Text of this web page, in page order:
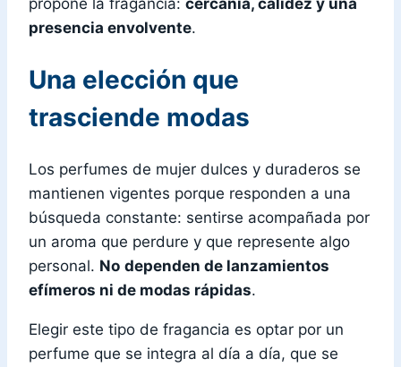
propone la fragancia: cercanía, calidez y una
presencia envolvente.
Una elección que
trasciende modas
Los perfumes de mujer dulces y duraderos se
mantienen vigentes porque responden a una
búsqueda constante: sentirse acompañada por
un aroma que perdure y que represente algo
personal. No dependen de lanzamientos
efímeros ni de modas rápidas.
Elegir este tipo de fragancia es optar por un
perfume que se integra al día a día, que se